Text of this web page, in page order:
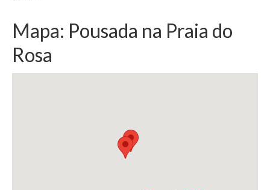
Mapa: Pousada na Praia do
Rosa